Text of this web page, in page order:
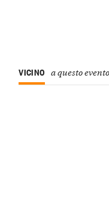
VICINO a questo evento